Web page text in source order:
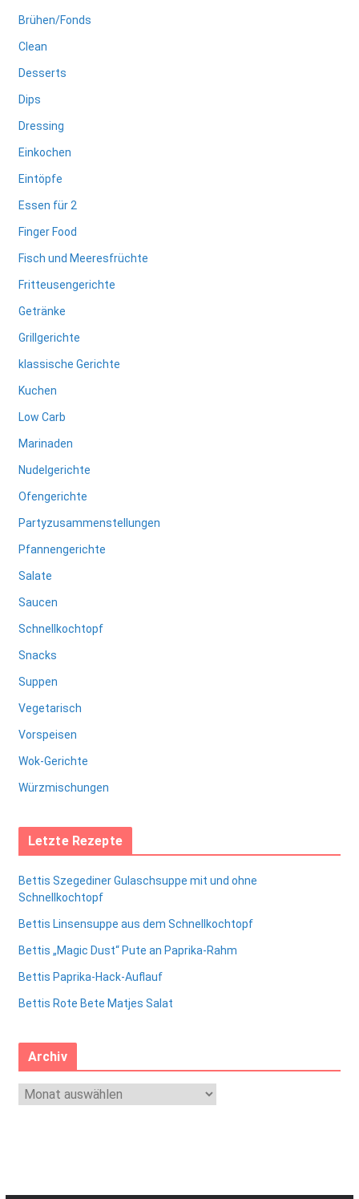
Brühen/Fonds
Clean
Desserts
Dips
Dressing
Einkochen
Eintöpfe
Essen für 2
Finger Food
Fisch und Meeresfrüchte
Fritteusengerichte
Getränke
Grillgerichte
klassische Gerichte
Kuchen
Low Carb
Marinaden
Nudelgerichte
Ofengerichte
Partyzusammenstellungen
Pfannengerichte
Salate
Saucen
Schnellkochtopf
Snacks
Suppen
Vegetarisch
Vorspeisen
Wok-Gerichte
Würzmischungen
Letzte Rezepte
Bettis Szegediner Gulaschsuppe mit und ohne
Schnellkochtopf
Bettis Linsensuppe aus dem Schnellkochtopf
Bettis „Magic Dust“ Pute an Paprika-Rahm
Bettis Paprika-Hack-Auflauf
Bettis Rote Bete Matjes Salat
Archiv
v